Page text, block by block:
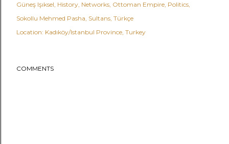
Güneş Işıksel History Networks Ottoman Empire Politics
Sokollu Mehmed Pasha Sultans Türkçe
Location: Kadıköy/Istanbul Province, Turkey
COMMENTS